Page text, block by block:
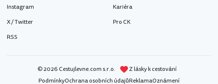
Instagram
X / Twitter
RSS
Kariéra
Pro CK
© 2026 Cestujlevne.com s.r.o.
Z lásky k cestování
PodmínkyOchrana osobních údajůReklamaOznámení